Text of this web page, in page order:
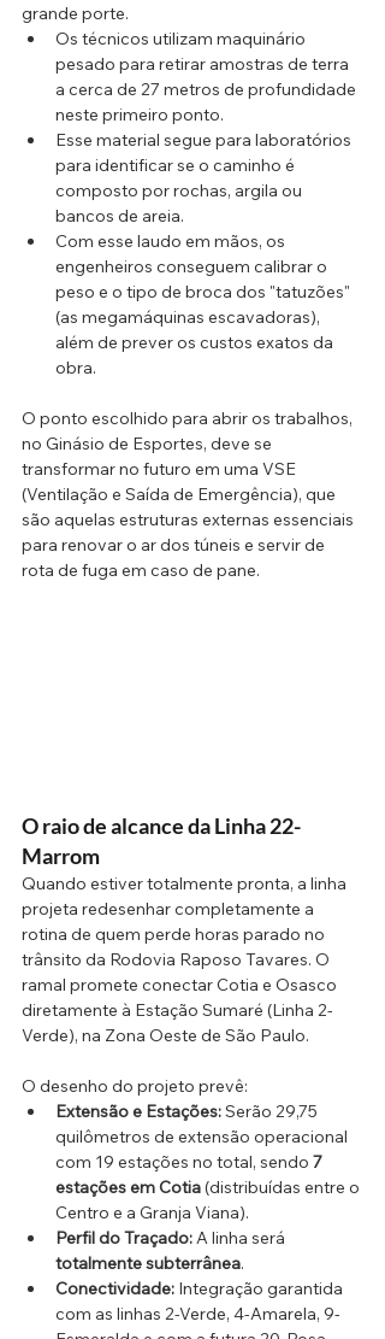
grande porte.
Os técnicos utilizam maquinário
pesado para retirar amostras de terra
a cerca de 27 metros de profundidade
neste primeiro ponto.
Esse material segue para laboratórios
para identificar se o caminho é
composto por rochas, argila ou
bancos de areia.
Com esse laudo em mãos, os
engenheiros conseguem calibrar o
peso e o tipo de broca dos "tatuzões"
(as megamáquinas escavadoras),
além de prever os custos exatos da
obra.
O ponto escolhido para abrir os trabalhos,
no Ginásio de Esportes, deve se
transformar no futuro em uma VSE
(Ventilação e Saída de Emergência), que
são aquelas estruturas externas essenciais
para renovar o ar dos túneis e servir de
rota de fuga em caso de pane.
O raio de alcance da Linha 22-
Marrom
Quando estiver totalmente pronta, a linha
projeta redesenhar completamente a
rotina de quem perde horas parado no
trânsito da Rodovia Raposo Tavares. O
ramal promete conectar Cotia e Osasco
diretamente à Estação Sumaré (Linha 2-
Verde), na Zona Oeste de São Paulo.
O desenho do projeto prevê:
Extensão e Estações: Serão 29,75
quilômetros de extensão operacional
com 19 estações no total, sendo 7
estações em Cotia (distribuídas entre o
Centro e a Granja Viana).
Perfil do Traçado: A linha será
totalmente subterrânea.
Conectividade: Integração garantida
com as linhas 2-Verde, 4-Amarela, 9-